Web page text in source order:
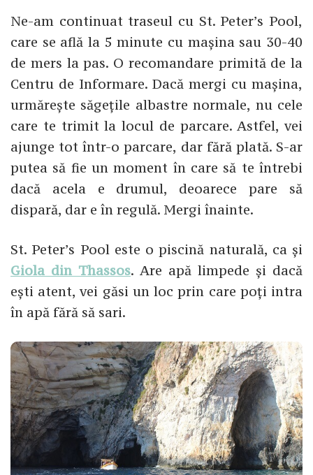
Ne-am continuat traseul cu St. Peter’s Pool,
care se află la 5 minute cu mașina sau 30-40
de mers la pas. O recomandare primită de la
Centru de Informare. Dacă mergi cu mașina,
urmărește săgețile albastre normale, nu cele
care te trimit la locul de parcare. Astfel, vei
ajunge tot într-o parcare, dar fără plată. S-ar
putea să fie un moment în care să te întrebi
dacă acela e drumul, deoarece pare să
dispară, dar e în regulă. Mergi înainte.
St. Peter’s Pool este o piscină naturală, ca și
Giola din Thassos. Are apă limpede și dacă
ești atent, vei găsi un loc prin care poți intra
în apă fără să sari.